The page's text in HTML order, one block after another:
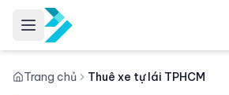
Trang chủ Thuê xe tự lái TPHCM